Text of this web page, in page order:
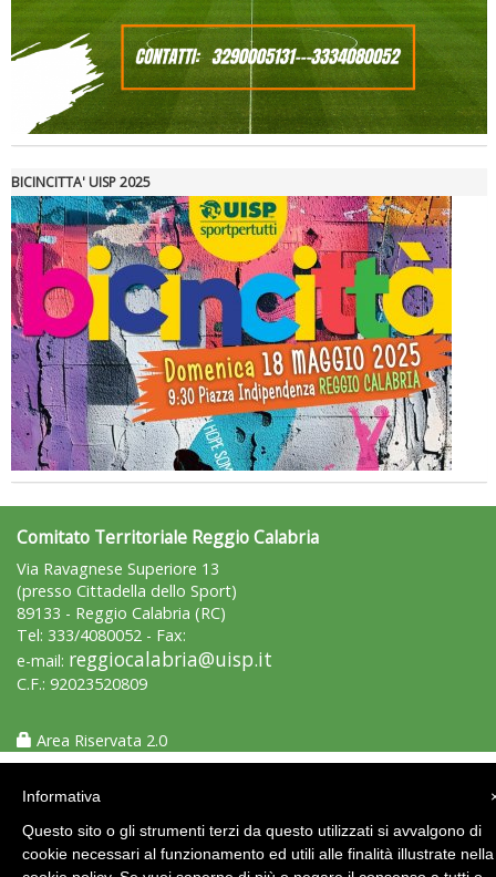
La formazione Uisp rallenta ma prosegue anche in estate
Tiziano Pesce nel Cda di Fondazione Terzjus: prima riunione a
Roma
BICINCITTA' UISP 2025
Comitato Territoriale Reggio Calabria
Via Ravagnese Superiore 13
(presso Cittadella dello Sport)
89133 - Reggio Calabria (RC)
Tel: 333/4080052 - Fax:
e-mail: reggiocalabria@uisp.it
C.F.: 92023520809
Area Riservata 2.0
Informativa
Questo sito o gli strumenti terzi da questo utilizzati si avvalgono di
cookie necessari al funzionamento ed utili alle finalità illustrate nella